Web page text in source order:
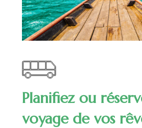
Planifiez ou
voyage de vos